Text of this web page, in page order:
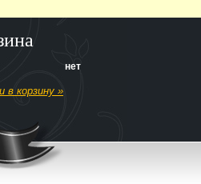
нет
в корзину »